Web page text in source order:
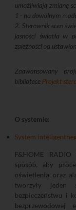
umożliwiają zmianę
1 - na dowolnym
2. Sterownik scen
jasności światła w
zależności od
Zaawansowany
bibliotece Projekt
O systemie:
System
F&HOME
sposób, aby
oświetlenia oraz
tworzyły jeden
bezpieczeństwu i
bezprzewodowej